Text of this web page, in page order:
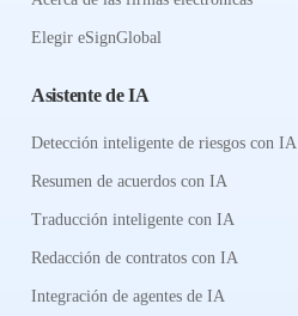
Elegir eSignGlobal
Asistente de IA
Detección inteligente de riesgos con IA
Resumen de acuerdos con IA
Traducción inteligente con IA
Redacción de contratos con IA
Integración de agentes de IA